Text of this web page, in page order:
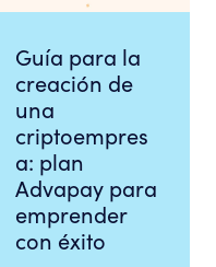
Guía para la
creación de
una
criptoempres
a: plan
Advapay para
emprender
con éxito